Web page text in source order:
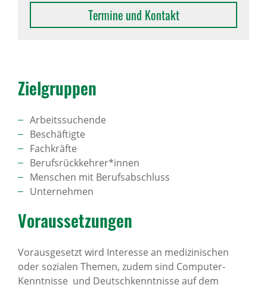
Termine und Kontakt
Ziel­gruppen
Arbeitssuchende
Beschäftigte
Fachkräfte
Berufsrückkehrer*innen
Menschen mit Berufsabschluss
Unternehmen
Voraus­set­zungen
Vorausgesetzt wird Interesse an medizinischen
oder sozialen Themen, zudem sind Computer-
Kenntnisse und Deutschkenntnisse auf dem